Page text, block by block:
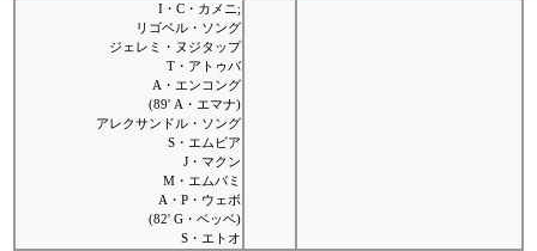
I・C・カメニ;
リゴベル・ソング
ジェレミ・ヌジタップ
T・アトゥバ
A・エンコング
(89' A・エマナ)
アレクサンドル・ソング
S・エムビア
J・マクン
M・エムバミ
A・P・ウェボ
(82' G・ベッベ)
S・エトオ